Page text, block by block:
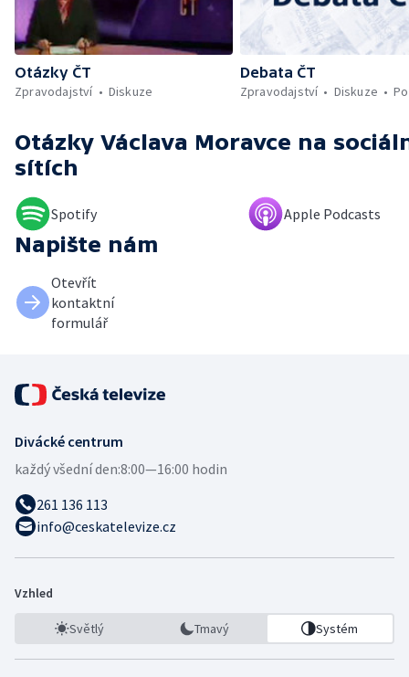
Otázky ČT
Zpravodajství
Diskuze
Debata ČT
Zpravodajství
Diskuze
Otázky Václava Moravce na
sítích
Spotify Apple Podcasts
Napište nám
Otevřít
kontaktní
formulář
Divácké centrum
každý všední den:8:00—16:00 hodin
261 136 113
info@ceskatelevize.cz
Vzhled
Světlý Tmavý Systém